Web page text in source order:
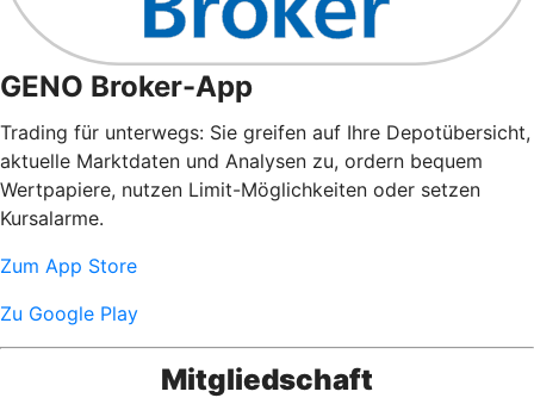
GENO Broker-App
Trading für unterwegs: Sie greifen auf Ihre Depotübersicht,
aktuelle Marktdaten und Analysen zu, ordern bequem
Wertpapiere, nutzen Limit-Möglichkeiten oder setzen
Kursalarme.
Zum App Store
Zu Google Play
Mitgliedschaft